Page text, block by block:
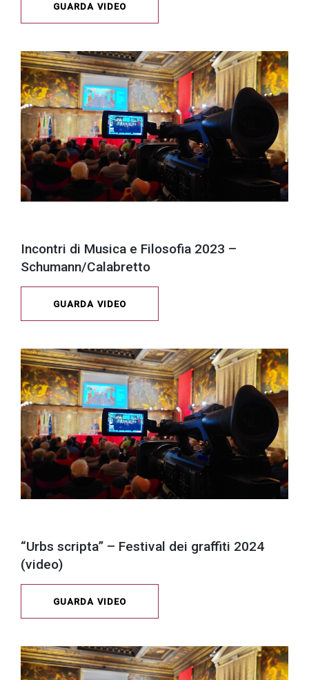
GUARDA VIDEO
Incontri di Musica e Filosofia 2023 –
Schumann/Calabretto
GUARDA VIDEO
“Urbs scripta” – Festival dei graffiti 2024
(video)
GUARDA VIDEO